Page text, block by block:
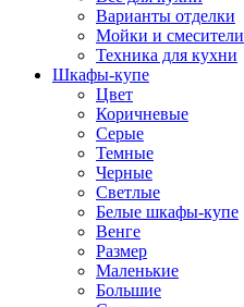
Варианты отделки
Мойки и смесители
Техника для кухни
Шкафы-купе
Цвет
Коричневые
Серые
Темные
Черные
Светлые
Белые шкафы-купе
Венге
Размер
Маленькие
Большие